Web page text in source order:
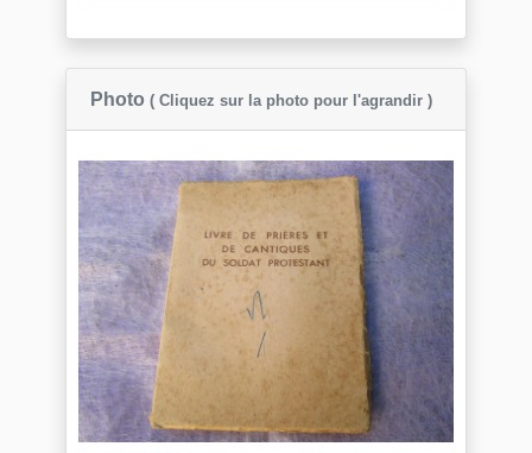
Photo ( Cliquez sur la photo pour l'agrandir )